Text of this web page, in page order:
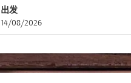
出发
fc-booking-departure-date-aria-label
14/08/2026